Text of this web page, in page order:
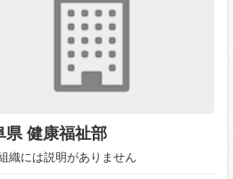
県 健康福祉部
織には説明がありません